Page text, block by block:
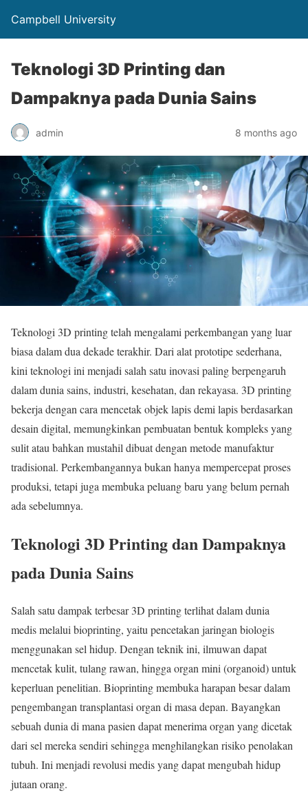
Campbell University
Teknologi 3D Printing dan
Dampaknya pada Dunia Sains
admin 8 months ago
Teknologi 3D printing telah mengalami perkembangan yang luar
biasa dalam dua dekade terakhir. Dari alat prototipe sederhana,
kini teknologi ini menjadi salah satu inovasi paling berpengaruh
dalam dunia sains, industri, kesehatan, dan rekayasa. 3D printing
bekerja dengan cara mencetak objek lapis demi lapis berdasarkan
desain digital, memungkinkan pembuatan bentuk kompleks yang
sulit atau bahkan mustahil dibuat dengan metode manufaktur
tradisional. Perkembangannya bukan hanya mempercepat proses
produksi, tetapi juga membuka peluang baru yang belum pernah
ada sebelumnya.
Teknologi 3D Printing dan Dampaknya
pada Dunia Sains
Salah satu dampak terbesar 3D printing terlihat dalam dunia
medis melalui bioprinting, yaitu pencetakan jaringan biologis
menggunakan sel hidup. Dengan teknik ini, ilmuwan dapat
mencetak kulit, tulang rawan, hingga organ mini (organoid) untuk
keperluan penelitian. Bioprinting membuka harapan besar dalam
pengembangan transplantasi organ di masa depan. Bayangkan
sebuah dunia di mana pasien dapat menerima organ yang dicetak
dari sel mereka sendiri sehingga menghilangkan risiko penolakan
tubuh. Ini menjadi revolusi medis yang dapat mengubah hidup
jutaan orang.